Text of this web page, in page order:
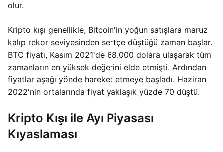
olur.
Kripto kışı genellikle, Bitcoin'in yoğun satışlara maruz
kalıp rekor seviyesinden sertçe düştüğü zaman başlar.
BTC fiyatı, Kasım 2021'de 68.000 dolara ulaşarak tüm
zamanların en yüksek değerini elde etmişti. Ardından
fiyatlar aşağı yönde hareket etmeye başladı. Haziran
2022'nin ortalarında fiyat yaklaşık yüzde 70 düştü.
Kripto Kışı ile Ayı Piyasası
Kıyaslaması